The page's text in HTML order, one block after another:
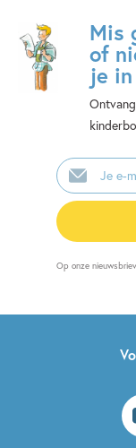
Mis
of
je
E-
mailadres
Op onze